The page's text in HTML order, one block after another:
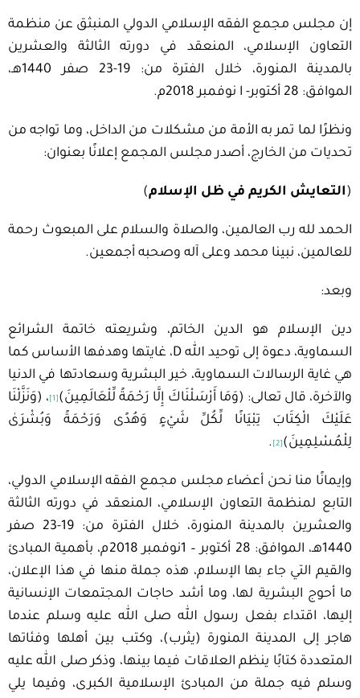
إن مجلس مجمع الفقه الإسلامي الدولي المنبثق عن منظمة
التعاون الإسلامي، المنعقد في دورته الثالثة والعشرين
بالمدينة المنورة، خلال الفترة من: 19-23 صفر 1440هـ،
الموافق: 28 أكتوبر- ا نوفمبر 2018م.
ونظرًا لما تمر به الأمة من مشكلات من الداخل، وما تواجه من
تحديات من الخارج، أصدر مجلس المجمع إعلانًا بعنوان:
(التعايش الكريم في ظل الإسلام)
الحمد لله رب العالمين، والصلاة والسلام على المبعوث رحمة
للعالمين، نبينا محمد وعلى آله وصحبه أجمعين.
وبعد:
دين الإسلام هو الدين الخاتم، وشريعته خاتمة الشرائع
السماوية، دعوة إلى توحيد الله D، غايتها وهدفها الأساس كما
هي غاية الرسالات السماوية، خير البشرية وسعادتها في الدنيا
والآخرة، قال تعالى: (وَمَا أَرْسَلْنَاكَ إِلَّا رَحْمَةً لِّلْعَالَمِينَ) [1]
، (وَنَزَّلْنَا
عَلَيْكَ الْكِتَابَ تِبْيَانًا لِّكُلِّ شَيْءٍ وَهُدًى وَرَحْمَةً وَبُشْرَىٰ
لِلْمُسْلِمِينَ) [2]
.
وإيمانًا منا نحن أعضاء مجلس مجمع الفقه الإسلامي الدولي،
التابع لمنظمة التعاون الإسلامي، المنعقد في دورته الثالثة
والعشرين بالمدينة المنورة، خلال الفترة من: 19-23 صفر
1440هـ، الموافق: 28 أكتوبر – 1نوفمبر 2018م، بأهمية المبادئ
والقيم التي جاء بها الإسلام، هذه جملة منها في هذا الإعلان،
ما أحوج البشرية لها، وما أشد حاجات المجتمعات الإنسانية
إليها، اقتداء بفعل رسول الله صلى الله عليه وسلم عندما
هاجر إلى المدينة المنورة (يثرب)، وكتب بين أهلها وفئاتها
المتعددة كتابًا ينظم العلاقات فيما بينها، وذكر صلى الله عليه
وسلم فيه جملة من المبادئ الإسلامية الكبرى، وفيما يلي